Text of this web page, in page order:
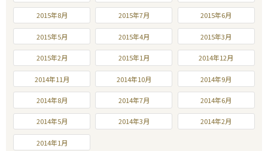
2015年8月 2015年7月 2015年6月
2015年5月 2015年4月 2015年3月
2015年2月 2015年1月 2014年12月
2014年11月 2014年10月 2014年9月
2014年8月 2014年7月 2014年6月
2014年5月 2014年3月 2014年2月
2014年1月